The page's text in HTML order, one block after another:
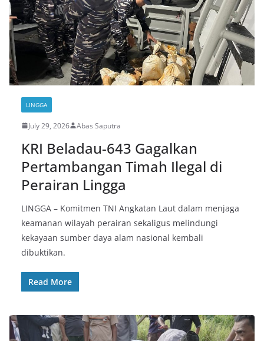
LINGGA
July 29, 2026 Abas Saputra
KRI Beladau-643 Gagalkan
Pertambangan Timah Ilegal di
Perairan Lingga
LINGGA – Komitmen TNI Angkatan Laut dalam menjaga
keamanan wilayah perairan sekaligus melindungi
kekayaan sumber daya alam nasional kembali
dibuktikan.
Read More